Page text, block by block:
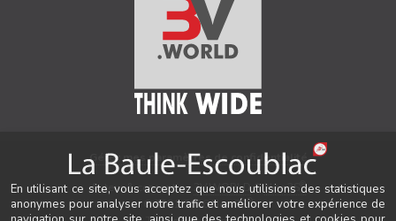
Gérer mes paramètres de confidentialité
Auteur & conception 3V.WORLD&New3S ®
© 2021-2026 New3S®
En utilisant ce site, vous acceptez que nous utilisions des statistiques
anonymes pour analyser notre trafic et améliorer votre expérience de